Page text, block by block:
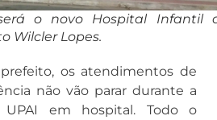
o novo Hospital Infantil
Wilcler Lopes.
os atendimentos de
não vão parar durante a
UPAI em hospital. Todo o